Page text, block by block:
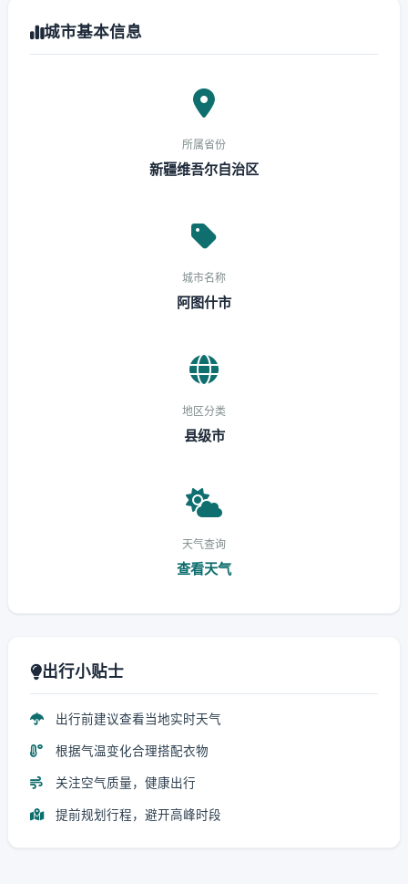
城市基本信息
所属省份
新疆维吾尔自治区
城市名称
阿图什市
地区分类
县级市
天气查询
查看天气
出行小贴士
出行前建议查看当地实时天气
根据气温变化合理搭配衣物
关注空气质量，健康出行
提前规划行程，避开高峰时段